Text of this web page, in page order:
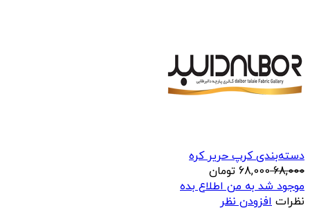
دسته‌بندی کرپ حریر کره
68,000
68,000 تومان
موجود شد به من اطلاع بده
نظرات افزودن نظر